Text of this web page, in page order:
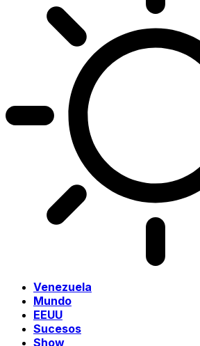
Venezuela
Mundo
EEUU
Sucesos
Show